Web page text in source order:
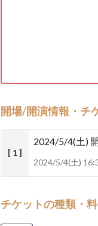
開場/開演情報・チ
[ 1 ]
2024/5/4(土)
2024/5/4(土)
チケットの種類・